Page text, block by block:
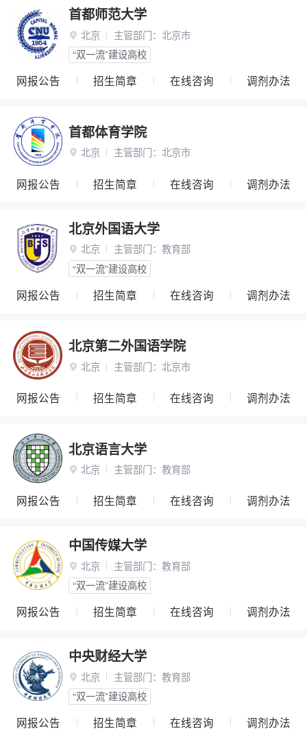
首都师范大学
 北京 主管部门： 北京市
“双一流”建设高校
网报公告 招生简章 在线咨询 调剂办法
首都体育学院
 北京 主管部门： 北京市
网报公告 招生简章 在线咨询 调剂办法
北京外国语大学
 北京 主管部门： 教育部
“双一流”建设高校
网报公告 招生简章 在线咨询 调剂办法
北京第二外国语学院
 北京 主管部门： 北京市
网报公告 招生简章 在线咨询 调剂办法
北京语言大学
 北京 主管部门： 教育部
网报公告 招生简章 在线咨询 调剂办法
中国传媒大学
 北京 主管部门： 教育部
“双一流”建设高校
网报公告 招生简章 在线咨询 调剂办法
中央财经大学
 北京 主管部门： 教育部
“双一流”建设高校
网报公告 招生简章 在线咨询 调剂办法